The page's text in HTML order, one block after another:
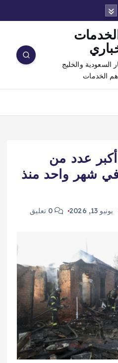
السعودية والخليج
الخدمات
أكبر عدد من
في شهر واحد منذ
يونيو 13, 2026 0 تعليق